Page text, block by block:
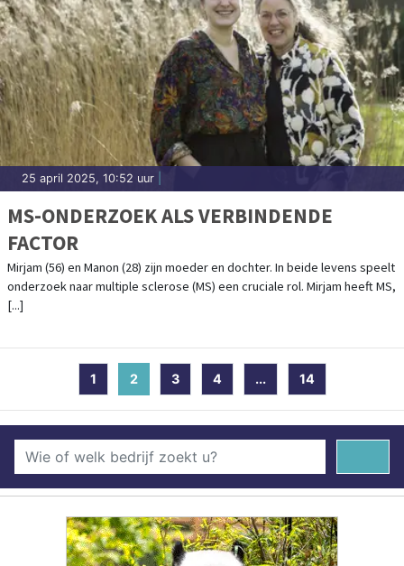
25 april 2025, 10:52 uur
MS-ONDERZOEK ALS VERBINDENDE
FACTOR
Mirjam (56) en Manon (28) zijn moeder en dochter. In beide levens speelt
onderzoek naar multiple sclerose (MS) een cruciale rol. Mirjam heeft MS,
[...]
1 2(current)
3 4 ... 14